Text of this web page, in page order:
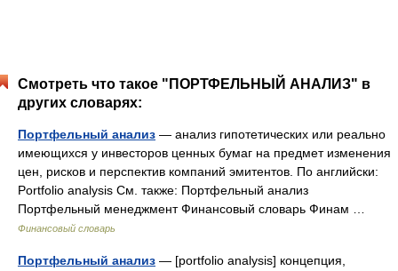
Смотреть что такое "ПОРТФЕЛЬНЫЙ АНАЛИЗ" в
других словарях:
Портфельный анализ — анализ гипотетических или реально
имеющихся у инвесторов ценных бумаг на предмет изменения
цен, рисков и перспектив компаний эмитентов. По английски:
Portfolio analysis См. также: Портфельный анализ
Портфельный менеджмент Финансовый словарь Финам …
Финансовый словарь
Портфельный анализ — [portfolio analysis] концепция,